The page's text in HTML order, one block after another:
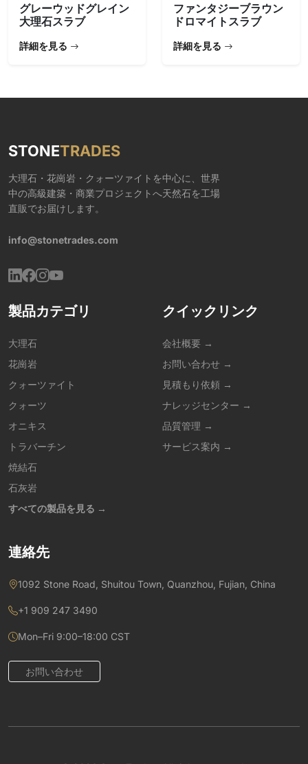
グレーウッドグレイン
大理石スラブ
詳細を見る
ファンタジーブラウン
ドロマイトスラブ
詳細を見る
STONETRADES
大理石・花崗岩・クォーツァイトを中心に、世界
中の高級建築・商業プロジェクトへ天然石を工場
直販でお届けします。
info@stonetrades.com
製品カテゴリ
大理石
花崗岩
クォーツァイト
クォーツ
オニキス
トラバーチン
焼結石
石灰岩
すべての製品を見る →
クイックリンク
会社概要 →
お問い合わせ →
見積もり依頼 →
ナレッジセンター →
品質管理 →
サービス案内 →
連絡先
1092 Stone Road, Shuitou Town, Quanzhou, Fujian, China
+1 909 247 3490
Mon–Fri 9:00–18:00 CST
お問い合わせ